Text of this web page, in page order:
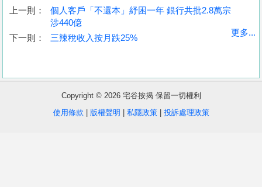
收
盤
上一則：
個人客戶「不還本」紓困一年 銀行共批2.8萬宗
涉440億
下一則：
三辣稅收入按月跌25%
更多...
Copyright © 2026 宅谷按揭 保留一切權利
使用條款
版權聲明 私隱政策| 投訴處理政策